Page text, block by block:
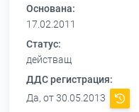
Основана:
17.02.2011
Статус:
действащ
ДДС регистрация:
Да, от 30.05.2013